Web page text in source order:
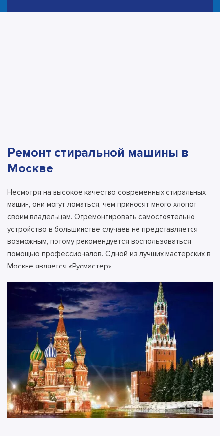
Ремонт стиральной машины в
Москве
Несмотря на высокое качество современных стиральных
машин, они могут ломаться, чем приносят много хлопот
своим владельцам. Отремонтировать самостоятельно
устройство в большинстве случаев не представляется
возможным, потому рекомендуется воспользоваться
помощью профессионалов. Одной из лучших мастерских в
Москве является «Русмастер».